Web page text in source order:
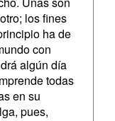
los fines
ha de
con
algún día
todas
en su
pues,